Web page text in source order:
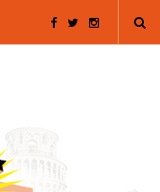
F T I